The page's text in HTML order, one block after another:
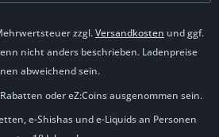
zzgl.Versandkosten und ggf.
nicht anders beschrieben. Ladenpreise
abweichend sein.
oder eZ:Coins ausgenommen sein.
e-Shishas und e-Liquids an Personen